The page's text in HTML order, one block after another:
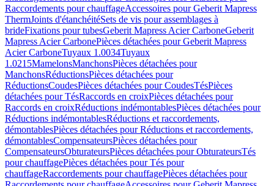
Raccordements pour chauffageAccessoires pour Geberit Mapress
ThermJoints d'étanchéitéSets de vis pour assemblages à
brideFixations pour tubesGeberit Mapress Acier CarboneGeberit
Mapress Acier CarbonePièces détachées pour Geberit Mapress
Acier CarboneTuyaux 1.0034Tuyaux
1.0215MamelonsManchonsPièces détachées pour
ManchonsRéductionsPièces détachées pour
RéductionsCoudesPièces détachées pour CoudesTésPièces
détachées pour TésRaccords en croixPièces détachées pour
Raccords en croixRéductions indémontablesPièces détachées pour
Réductions indémontablesRéductions et raccordements,
démontablesPièces détachées pour Réductions et raccordements,
démontablesCompensateursPièces détachées pour
CompensateursObturateursPièces détachées pour ObturateursTés
pour chauffagePièces détachées pour Tés pour
chauffageRaccordements pour chauffagePièces détachées pour